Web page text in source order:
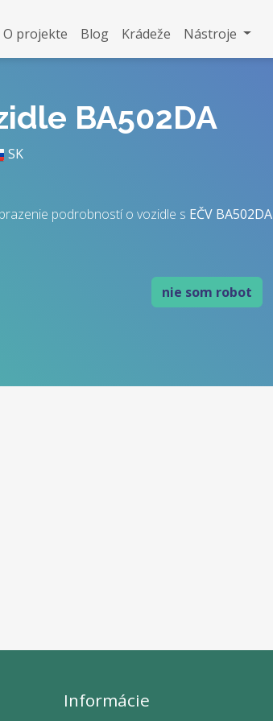
O projekte Blog Krádeže Nástroje
BA502DA
SK
podrobností o vozidle s EČV BA502DA
nie som robot
Informácie